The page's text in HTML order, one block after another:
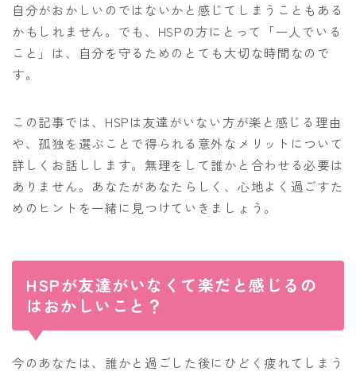
自分がおかしいのではないかと感じてしまうこともある
かもしれません。でも、HSPの方にとって「一人でいる
こと」は、自分を守るためのとても大切な時間なので
す。
この記事では、HSPは友達がいない方が楽と感じる理由
や、孤独を選ぶことで得られる意外なメリットについて
詳しくお話しします。無理をして誰かと合わせる必要は
ありません。あなたがあなたらしく、心地よく過ごすた
めのヒントを一緒に見つけていきましょう。
HSPが友達がいなくて楽だと感じるの
はおかしいこと？
今のあなたは、誰かと過ごした後にひどく疲れてしまう